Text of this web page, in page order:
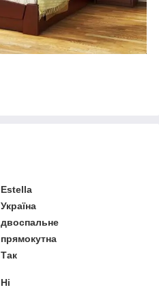
Estella
Україна
двоспальне
прямокутна
Так
Ні